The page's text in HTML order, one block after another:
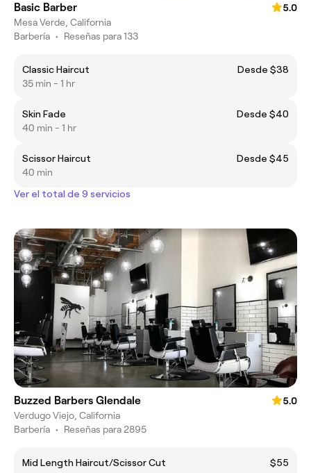
Basic Barber
5.0
Mesa Verde, California
Barbería • Reseñas para 133
Classic Haircut
Desde $38
35 min - 1 hr
Skin Fade
Desde $40
40 min - 1 hr
Scissor Haircut
Desde $45
40 min
Ver el total de 9 servicios
Buzzed Barbers Glendale
5.0
Verdugo Viejo, California
Barbería • Reseñas para 2895
Mid Length Haircut/Scissor Cut
$55